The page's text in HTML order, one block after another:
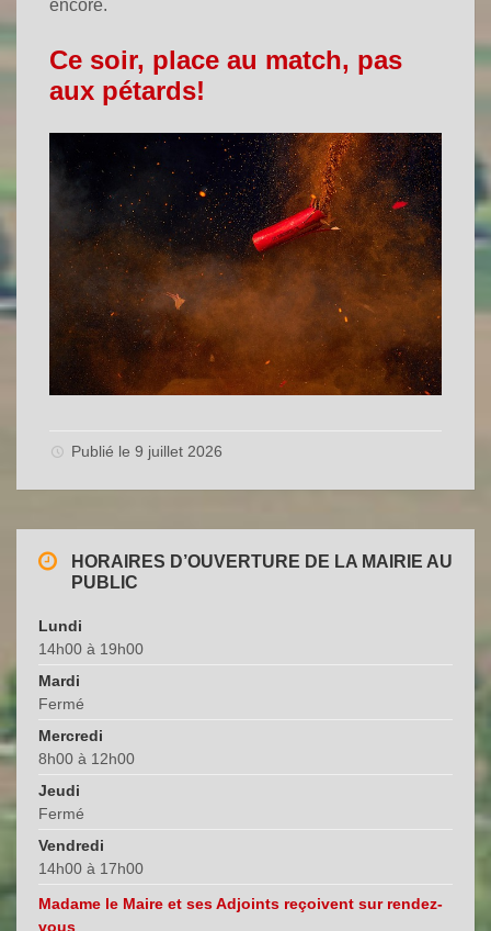
encore.
Ce soir, place au match, pas
aux pétards!
Publié le 9 juillet 2026
HORAIRES D’OUVERTURE DE LA MAIRIE AU
PUBLIC
Lundi
14h00 à 19h00
Mardi
Fermé
Mercredi
8h00 à 12h00
Jeudi
Fermé
Vendredi
14h00 à 17h00
Madame le Maire et ses Adjoints reçoivent sur rendez-
vous